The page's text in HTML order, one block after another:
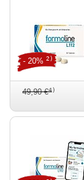
49,90 €4)
- 20%2)